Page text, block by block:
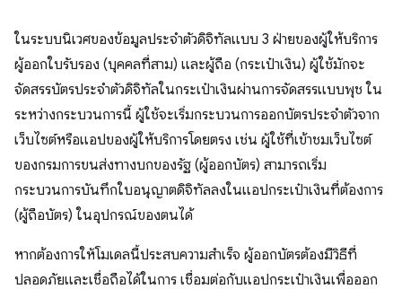
ในระบบนิเวศของข้อมูลประจำตัวดิจิทัลแบบ 3 ฝ่ายของผู้ให้บริการ
ผู้ออกใบรับรอง (บุคคลที่สาม) และผู้ถือ (กระเป๋าเงิน) ผู้ใช้มักจะ
จัดสรรบัตรประจำตัวดิจิทัลในกระเป๋าเงินผ่านการจัดสรรแบบพุช ใน
ระหว่างกระบวนการนี้ ผู้ใช้จะเริ่มกระบวนการออกบัตรประจำตัวจาก
เว็บไซต์หรือแอปของผู้ให้บริการโดยตรง เช่น ผู้ใช้ที่เข้าชมเว็บไซต์
ของกรมการขนส่งทางบกของรัฐ (ผู้ออกบัตร) สามารถเริ่ม
กระบวนการบันทึกใบอนุญาตดิจิทัลลงในแอปกระเป๋าเงินที่ต้องการ
(ผู้ถือบัตร) ในอุปกรณ์ของตนได้
หากต้องการให้โมเดลนี้ประสบความสำเร็จ ผู้ออกบัตรต้องมีวิธีที่
ปลอดภัยและเชื่อถือได้ในการ เชื่อมต่อกับแอปกระเป๋าเงินเพื่อออก